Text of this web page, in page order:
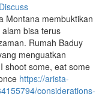
Discuss
Montana membuktikan
bisa terus
Rumah Baduy
menguatkan
shoot some, eat some
https://arista-
considerations-